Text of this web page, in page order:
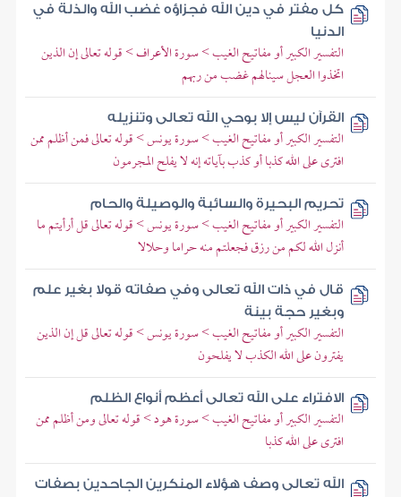
كل مفتر في دين الله فجزاؤه غضب الله والذلة في
الدنيا
التفسير الكبير أو مفاتيح الغيب > سورة الأعراف > قوله تعالى إن الذين
اتخذوا العجل سينالهم غضب من ربهم
القرآن ليس إلا بوحي الله تعالى وتنزيله
التفسير الكبير أو مفاتيح الغيب > سورة يونس > قوله تعالى فمن أظلم ممن
افترى على الله كذبا أو كذب بآياته إنه لا يفلح المجرمون
تحريم البحيرة والسائبة والوصيلة والحام
التفسير الكبير أو مفاتيح الغيب > سورة يونس > قوله تعالى قل أرأيتم ما
أنزل الله لكم من رزق فجعلتم منه حراما وحلالا
قال في ذات الله تعالى وفي صفاته قولا بغير علم
وبغير حجة بينة
التفسير الكبير أو مفاتيح الغيب > سورة يونس > قوله تعالى قل إن الذين
يفترون على الله الكذب لا يفلحون
الافتراء على الله تعالى أعظم أنواع الظلم
التفسير الكبير أو مفاتيح الغيب > سورة هود > قوله تعالى ومن أظلم ممن
افترى على الله كذبا
الله تعالى وصف هؤلاء المنكرين الجاحدين بصفات